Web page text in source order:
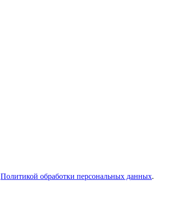
Политикой обработки персональных данных.